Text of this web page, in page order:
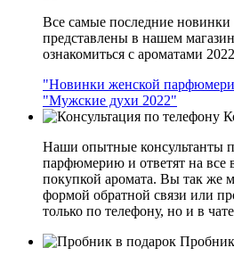
Все самые последние
представлены в нашем
ознакомиться с ароматами
"Новинки женской
"Мужские духи 2022"
Наши опытные консультанты
парфюмерию и ответят на все
покупкой аромата. Вы так же
формой обратной связи или
только по телефону, но и в